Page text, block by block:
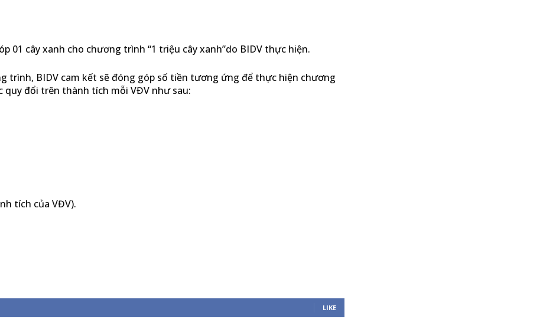
01 cây xanh cho chương trình “1 triệu cây xanh”do BIDV thực hiện.
trình, BIDV cam kết sẽ đóng góp số tiền tương ứng để thực hiện chương
đổi trên thành tích mỗi VĐV như sau:
tích của VĐV).
LIKE